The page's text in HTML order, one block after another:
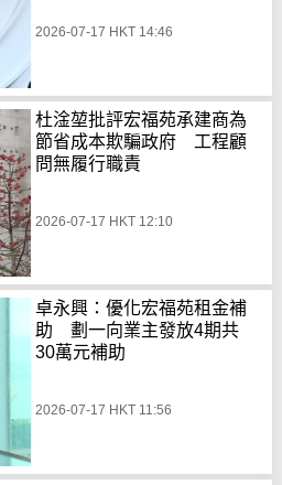
2026-07-17 HKT 14:46
杜淦堃批評宏福苑承建商為
節省成本欺騙政府 工程顧
問無履行職責
2026-07-17 HKT 12:10
卓永興：優化宏福苑租金補
助 劃一向業主發放4期共
30萬元補助
2026-07-17 HKT 11:56